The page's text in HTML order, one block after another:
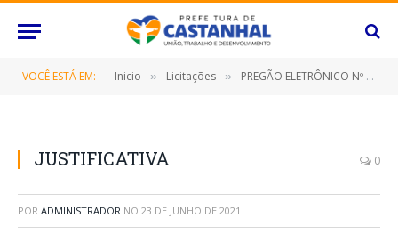
VOCÊ ESTÁ EM: Inicio » Licitações » PREGÃO ELETRÔNICO Nº 028/2021/FMAS (CONTRATAÇÃO DE EMPRESA ESPECIALIZADA PARA PRESTAÇÃO DE SERVIÇOS FUNERÁRIOS COMPREENDENDO FORNECIMENTO DE URNA MORTUÁRIA, PARAMENTAÇÃO, VELAS, VÉU E TRANSLADO)
JUSTIFICATIVA 0
POR ADMINISTRADOR NO 23 DE JUNHO DE 2021